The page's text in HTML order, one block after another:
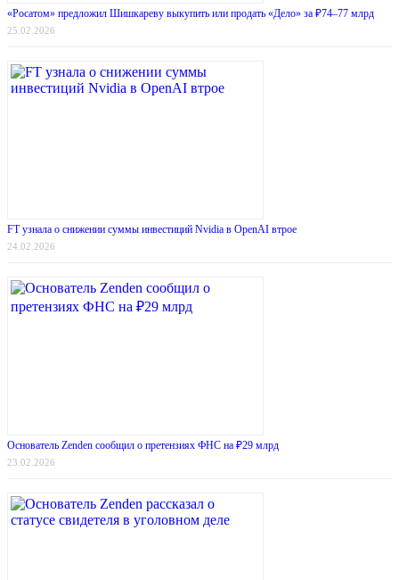
«Росатом» предложил Шишкареву выкупить или продать «Дело» за ₽74–77 млрд
25.02.2026
FT узнала о снижении суммы инвестиций Nvidia в OpenAI втрое
24.02.2026
Основатель Zenden сообщил о претензиях ФНС на ₽29 млрд
23.02.2026